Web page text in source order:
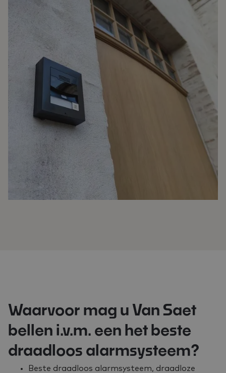
Waarvoor mag u Van Saet
bellen i.v.m. een het beste
draadloos alarmsysteem?
Beste draadloos alarmsysteem, draadloze